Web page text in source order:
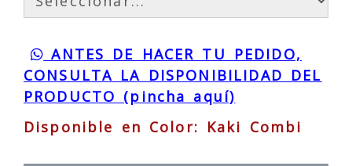
ANTES DE HACER TU PEDIDO,
CONSULTA LA DISPONIBILIDAD DEL
PRODUCTO (pincha aquí)
Disponible en Color: Kaki Combi